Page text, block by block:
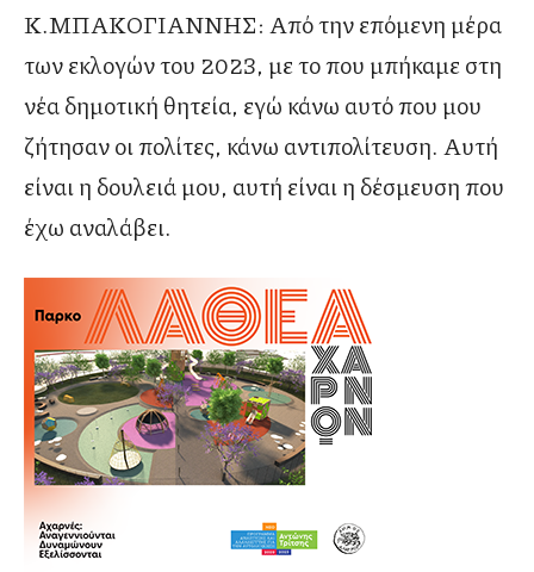
Κ.ΜΠΑΚΟΓΙΑΝΝΗΣ: Από την επόμενη μέρα
των εκλογών του 2023, με το που μπήκαμε στη
νέα δημοτική θητεία, εγώ κάνω αυτό που μου
ζήτησαν οι πολίτες, κάνω αντιπολίτευση. Αυτή
είναι η δουλειά μου, αυτή είναι η δέσμευση που
έχω αναλάβει.